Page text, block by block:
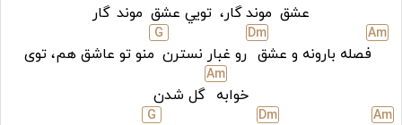
عشق موندگار، تويي عشق موند گار
Am
فصله بارونه و عشق
Dm
رو غبار نسترن
G
منو تو عاشق هم، توی
خوابه
Am
گل شدن
Am
Dm
G